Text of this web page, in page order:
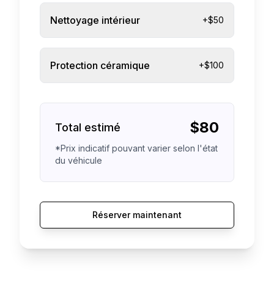
Nettoyage intérieur +$50
Protection céramique +$100
Total estimé $80
*Prix indicatif pouvant varier selon l'état
du véhicule
Réserver maintenant